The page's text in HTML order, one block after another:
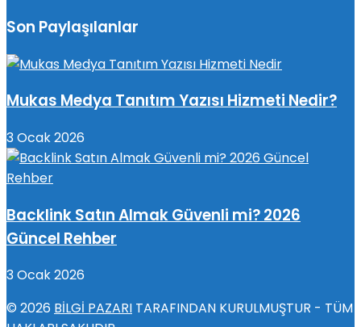
Son Paylaşılanlar
Mukas Medya Tanıtım Yazısı Hizmeti Nedir?
3 Ocak 2026
Backlink Satın Almak Güvenli mi? 2026
Güncel Rehber
3 Ocak 2026
© 2026 BİLGİ PAZARI TARAFINDAN KURULMUŞTUR - TÜM